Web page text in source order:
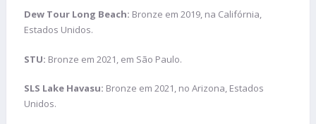
Dew Tour Long Beach: Bronze em 2019, na Califórnia,
Estados Unidos.
STU: Bronze em 2021, em São Paulo.
SLS Lake Havasu: Bronze em 2021, no Arizona, Estados
Unidos.